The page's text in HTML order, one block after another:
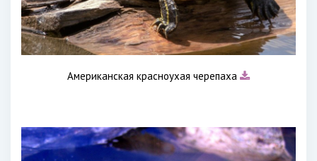
Американская красноухая черепаха